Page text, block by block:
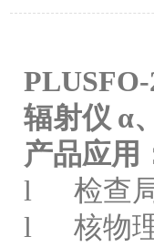
辐射仪 α
产品应用
l 检查局
l 核物理